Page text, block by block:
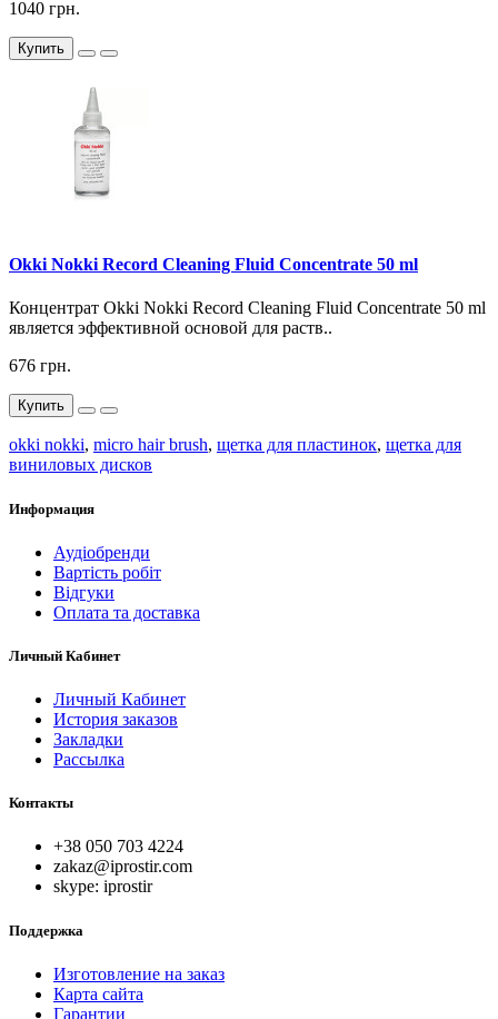
1040 грн.
Купить
Okki Nokki Record Cleaning Fluid Concentrate 50 ml
Концентрат Okki Nokki Record Cleaning Fluid Concentrate 50 ml
является эффективной основой для раств..
676 грн.
Купить
okki nokki, micro hair brush, щетка для пластинок, щетка для
виниловых дисков
Информация
Аудіобренди
Вартість робіт
Відгуки
Оплата та доставка
Личный Кабинет
Личный Кабинет
История заказов
Закладки
Рассылка
Контакты
+38 050 703 4224
zakaz@iprostir.com
skype: iprostir
Поддержка
Изготовление на заказ
Карта сайта
Гарантии